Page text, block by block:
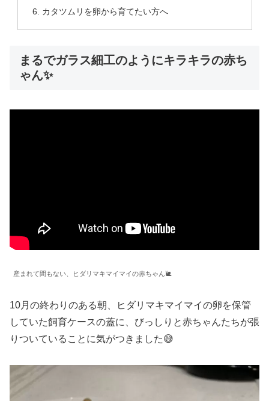
カタツムリを卵から育てたい方へ
まるでガラス細工のようにキラキラの赤ち
ゃん✨
産まれて間もない、ヒダリマキマイマイの赤ちゃん🐌
10月の終わりのある朝、ヒダリマキマイマイの卵を保管
していた飼育ケースの蓋に、びっしりと赤ちゃんたちが張
りついていることに気がつきました😅